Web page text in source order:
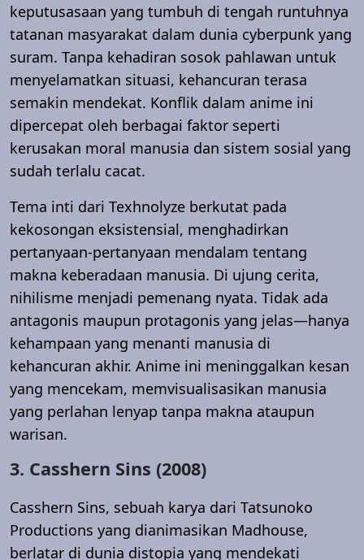
keputusasaan yang tumbuh di tengah runtuhnya
tatanan masyarakat dalam dunia cyberpunk yang
suram. Tanpa kehadiran sosok pahlawan untuk
menyelamatkan situasi, kehancuran terasa
semakin mendekat. Konflik dalam anime ini
dipercepat oleh berbagai faktor seperti
kerusakan moral manusia dan sistem sosial yang
sudah terlalu cacat.
Tema inti dari Texhnolyze berkutat pada
kekosongan eksistensial, menghadirkan
pertanyaan-pertanyaan mendalam tentang
makna keberadaan manusia. Di ujung cerita,
nihilisme menjadi pemenang nyata. Tidak ada
antagonis maupun protagonis yang jelas—hanya
kehampaan yang menanti manusia di
kehancuran akhir. Anime ini meninggalkan kesan
yang mencekam, memvisualisasikan manusia
yang perlahan lenyap tanpa makna ataupun
warisan.
3. Casshern Sins (2008)
Casshern Sins, sebuah karya dari Tatsunoko
Productions yang dianimasikan Madhouse,
berlatar di dunia distopia yang mendekati